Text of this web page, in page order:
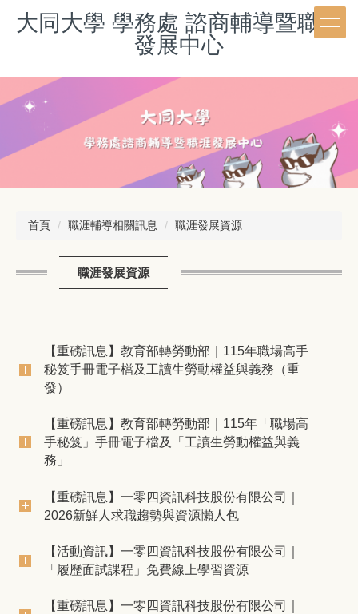
內
容
大同大學 學務處 諮商輔導暨職涯
發展中心
首頁 職涯輔導相關訊息 職涯發展資源
職涯發展資源
【重磅訊息】教育部轉勞動部｜115年職場高手
秘笈手冊電子檔及工讀生勞動權益與義務（重
發）
【重磅訊息】教育部轉勞動部｜115年「職場高
手秘笈」手冊電子檔及「工讀生勞動權益與義
務」
【重磅訊息】一零四資訊科技股份有限公司｜
2026新鮮人求職趨勢與資源懶人包
【活動資訊】一零四資訊科技股份有限公司｜
「履歷面試課程」免費線上學習資源
【重磅訊息】一零四資訊科技股份有限公司｜